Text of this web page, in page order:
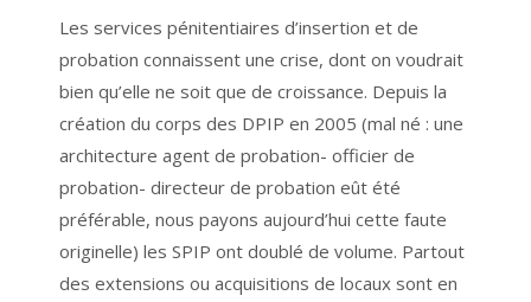
Les services pénitentiaires d’insertion et de
probation connaissent une crise, dont on voudrait
bien qu’elle ne soit que de croissance. Depuis la
création du corps des DPIP en 2005 (mal né : une
architecture agent de probation- officier de
probation- directeur de probation eût été
préférable, nous payons aujourd’hui cette faute
originelle) les SPIP ont doublé de volume. Partout
des extensions ou acquisitions de locaux sont en